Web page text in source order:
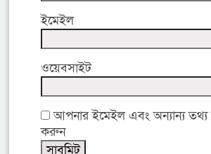
ইমেইল
ওয়েবসাইট
আপনার ইমেইল এবং অন্যান্য তথ্য
করুন